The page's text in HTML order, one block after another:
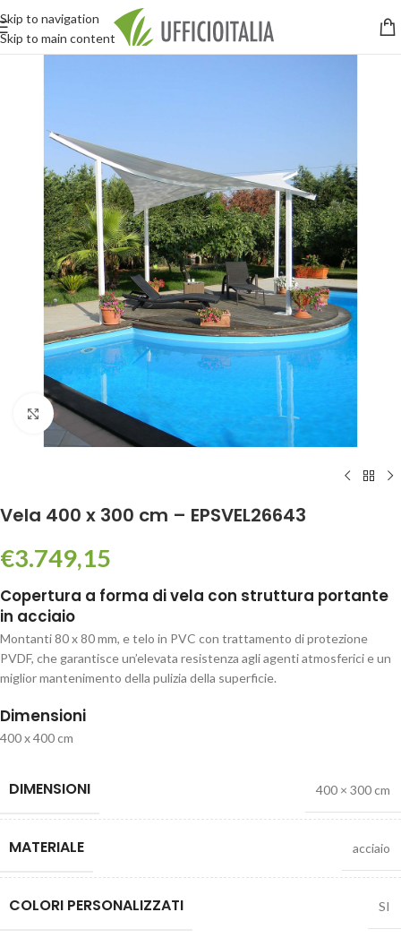
Skip to navigation
Skip to main content
Click to enlarge
Vela 400 x 300 cm – EPSVEL26643
€3.749,15
Copertura a forma di vela con struttura portante
in acciaio
Montanti 80 x 80 mm, e telo in PVC con trattamento di protezione
PVDF, che garantisce un’elevata resistenza agli agenti atmosferici e un
miglior mantenimento della pulizia della superficie.
Dimensioni
400 x 400 cm
DIMENSIONI 400 × 300 cm
MATERIALE acciaio
COLORI PERSONALIZZATI SI